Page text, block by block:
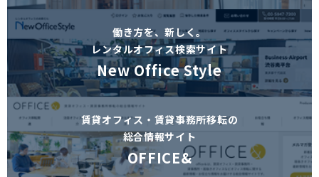
働き方を、新しく。
レンタルオフィス検索サイト
New Office Style
賃貸オフィス・賃貸事務所移転の
総合情報サイト
OFFICE&